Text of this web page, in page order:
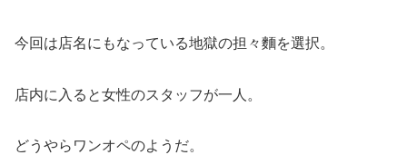
今回は店名にもなっている地獄の担々麵を選択。
店内に入ると女性のスタッフが一人。
どうやらワンオペのようだ。